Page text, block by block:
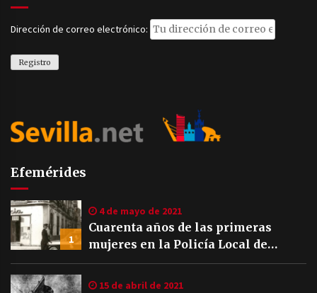
Dirección de correo electrónico:
Efemérides
1
4 de mayo de 2021
Cuarenta años de las primeras
mujeres en la Policía Local de
Sevilla
15 de abril de 2021